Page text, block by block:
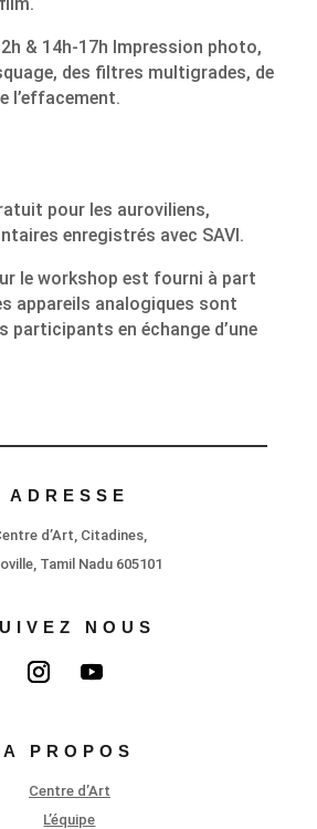
& 14h-17h Impression photo,
des filtres multigrades, de
l’effacement.
pour les auroviliens,
enregistrés avec SAVI.
le workshop est fourni à part
appareils analogiques sont
participants en échange d’une
ADRESSE
d’Art, Citadines,
Tamil Nadu 605101
NOUS
A PROPOS
Centre d’Art
L’équipe